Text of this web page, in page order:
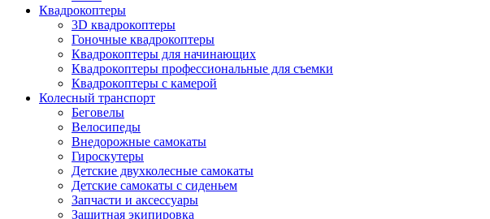
Квадрокоптеры
3D квадрокоптеры
Гоночные квадрокоптеры
Квадрокоптеры для начинающих
Квадрокоптеры профессиональные для съемки
Квадрокоптеры с камерой
Колесный транспорт
Беговелы
Велосипеды
Внедорожные самокаты
Гироскутеры
Детские двухколесные самокаты
Детские самокаты с сиденьем
Запчасти и аксессуары
Защитная экипировка